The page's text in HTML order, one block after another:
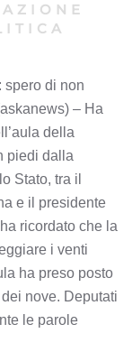
spero di non
– Ha
della
piedi dalla
Stato, tra il
e il presidente
ricordato che la
i venti
ha preso posto
nove. Deputati
le parole